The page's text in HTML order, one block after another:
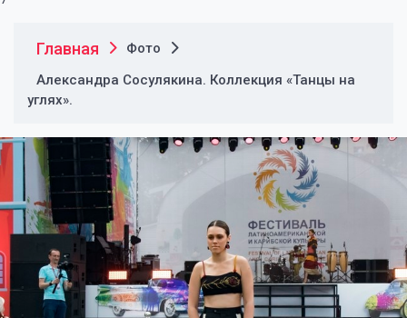
Главная
Фото
Александра Сосулякина. Коллекция «Танцы на
углях».